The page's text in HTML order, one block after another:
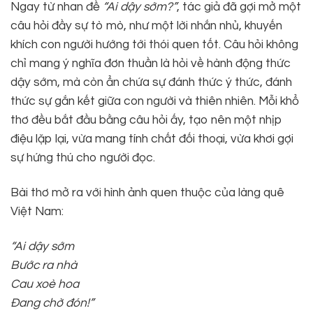
Ngay từ nhan đề “Ai dậy sớm?”, tác giả đã gợi mở một
câu hỏi đầy sự tò mò, như một lời nhắn nhủ, khuyến
khích con người hướng tới thói quen tốt. Câu hỏi không
chỉ mang ý nghĩa đơn thuần là hỏi về hành động thức
dậy sớm, mà còn ẩn chứa sự đánh thức ý thức, đánh
thức sự gắn kết giữa con người và thiên nhiên. Mỗi khổ
thơ đều bắt đầu bằng câu hỏi ấy, tạo nên một nhịp
điệu lặp lại, vừa mang tính chất đối thoại, vừa khơi gợi
sự hứng thú cho người đọc.
Bài thơ mở ra với hình ảnh quen thuộc của làng quê
Việt Nam:
“Ai dậy sớm
Bước ra nhà
Cau xoè hoa
Đang chờ đón!”